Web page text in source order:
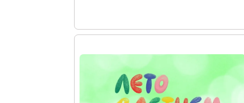
Партнеры и спонсоры
Культурно-просветительские и выставочные
Ассоциация художественных музеев
Локальные нормативные акты
Уставные документы